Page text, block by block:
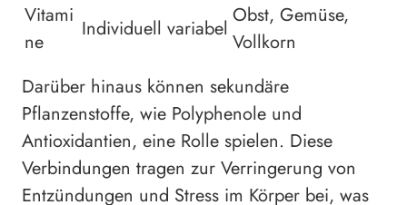
Vitami
ne
Individuell variabel
Obst, Gemüse,
Vollkorn
Darüber hinaus können sekundäre
Pflanzenstoffe, wie Polyphenole und
Antioxidantien, eine Rolle spielen. Diese
Verbindungen tragen zur Verringerung von
Entzündungen und Stress im Körper bei, was